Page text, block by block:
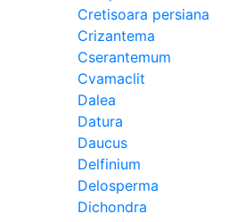
Cretisoara persiana
Crizantema
Cserantemum
Cvamaclit
Dalea
Datura
Daucus
Delfinium
Delosperma
Dichondra